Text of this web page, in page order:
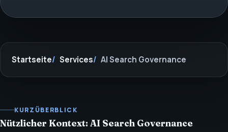
Startseite Services AI Search Governance
KURZÜBERBLICK
Nützlicher Kontext: AI Search Governance